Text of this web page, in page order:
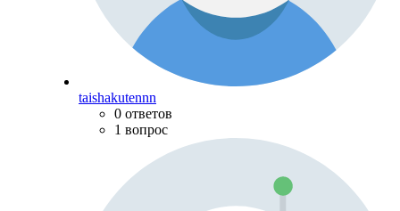
taishakutennn
0 ответов
1 вопрос